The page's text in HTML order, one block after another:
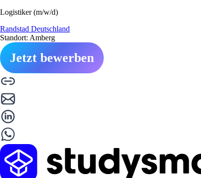
Logistiker (m/w/d)
Randstad Deutschland
Standort: Amberg
Jetzt bewerben